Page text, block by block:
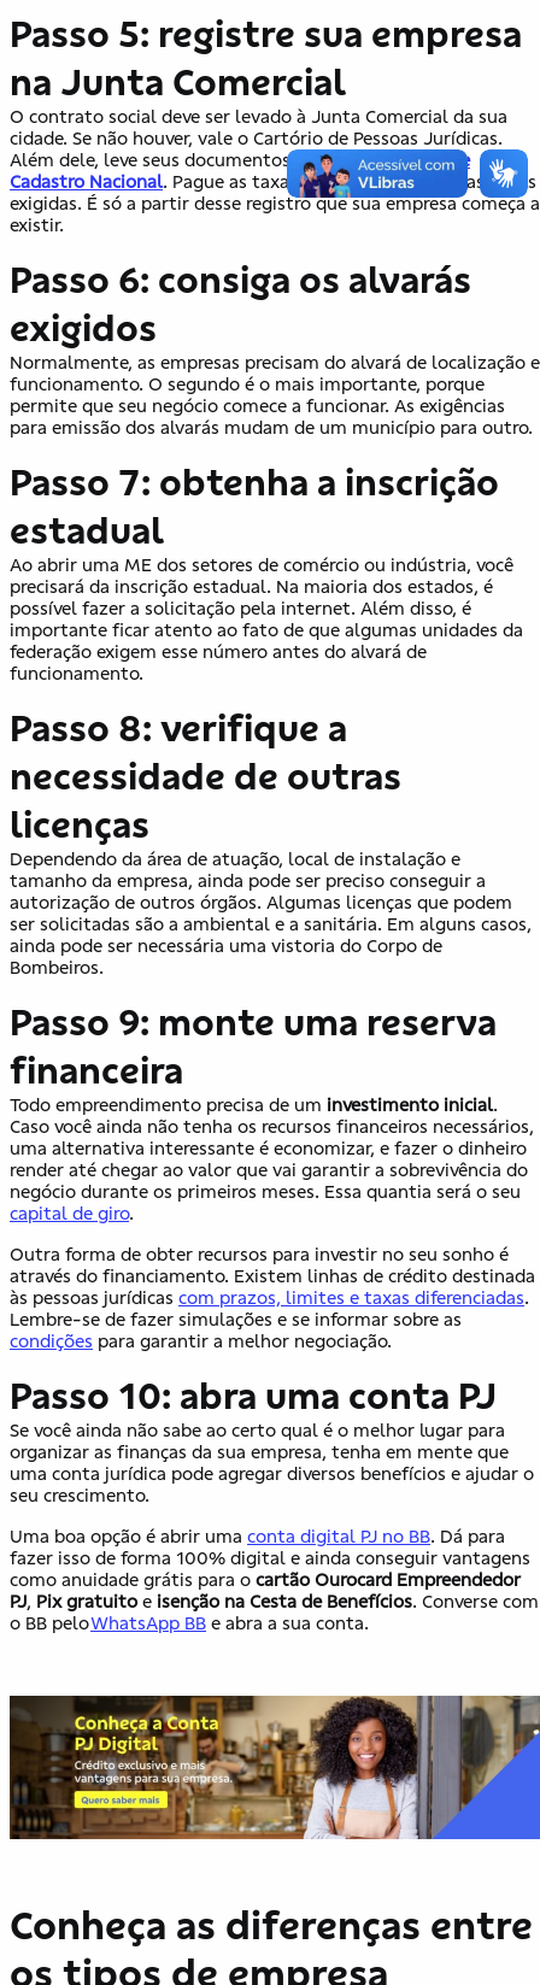
Passo 5: registre sua empresa
na Junta Comercial
O contrato social deve ser levado à Junta Comercial da sua
cidade. Se não houver, vale o Cartório de Pessoas Jurídicas.
Além dele, leve seus documentos pessoais e aFicha de
Cadastro Nacional. Pague as taxas cobradas e execute as ações
exigidas. É só a partir desse registro que sua empresa começa a
existir.
Passo 6: consiga os alvarás
exigidos
Normalmente, as empresas precisam do alvará de localização e
funcionamento. O segundo é o mais importante, porque
permite que seu negócio comece a funcionar. As exigências
para emissão dos alvarás mudam de um município para outro.
Passo 7: obtenha a inscrição
estadual
Ao abrir uma ME dos setores de comércio ou indústria, você
precisará da inscrição estadual. Na maioria dos estados, é
possível fazer a solicitação pela internet. Além disso, é
importante ficar atento ao fato de que algumas unidades da
federação exigem esse número antes do alvará de
funcionamento.
Passo 8: verifique a
necessidade de outras
licenças
Dependendo da área de atuação, local de instalação e
tamanho da empresa, ainda pode ser preciso conseguir a
autorização de outros órgãos. Algumas licenças que podem
ser solicitadas são a ambiental e a sanitária. Em alguns casos,
ainda pode ser necessária uma vistoria do Corpo de
Bombeiros.
Passo 9: monte uma reserva
financeira
Todo empreendimento precisa de um investimento inicial.
Caso você ainda não tenha os recursos financeiros necessários,
uma alternativa interessante é economizar, e fazer o dinheiro
render até chegar ao valor que vai garantir a sobrevivência do
negócio durante os primeiros meses. Essa quantia será o seu
capital de giro.
Outra forma de obter recursos para investir no seu sonho é
através do financiamento. Existem linhas de crédito destinada
às pessoas jurídicas com prazos, limites e taxas diferenciadas.
Lembre-se de fazer simulações e se informar sobre as
condições para garantir a melhor negociação.
Passo 10: abra uma conta PJ
Se você ainda não sabe ao certo qual é o melhor lugar para
organizar as finanças da sua empresa, tenha em mente que
uma conta jurídica pode agregar diversos benefícios e ajudar o
seu crescimento.
Uma boa opção é abrir uma conta digital PJ no BB. Dá para
fazer isso de forma 100% digital e ainda conseguir vantagens
como anuidade grátis para o cartão Ourocard Empreendedor
PJ, Pix gratuitoe isenção na Cesta de Benefícios. Converse com
o BB peloWhatsApp BB e abra a sua conta.
Conheça as diferenças entre
os tipos de empresa